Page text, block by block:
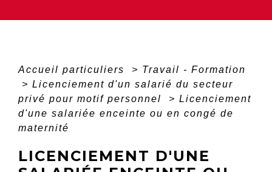
Accueil particuliers > Travail - Formation
> Licenciement d'un salarié du secteur
privé pour motif personnel
> Licenciement
d'une salariée enceinte ou en congé de
maternité
LICENCIEMENT D'UNE